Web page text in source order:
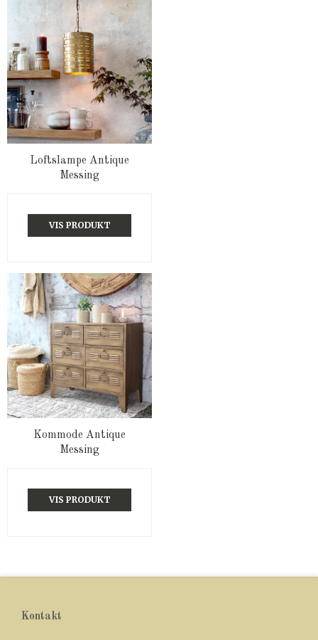
Loftslampe Antique
Messing
VIS PRODUKT
Kommode Antique
Messing
VIS PRODUKT
Kontakt